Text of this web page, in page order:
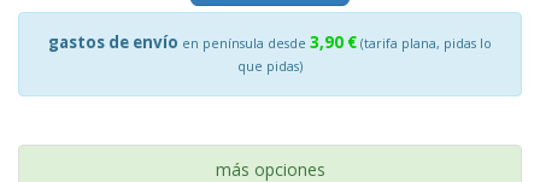
gastos de envío en península desde 3,90 € (tarifa plana, pidas lo
que pidas)
más opciones